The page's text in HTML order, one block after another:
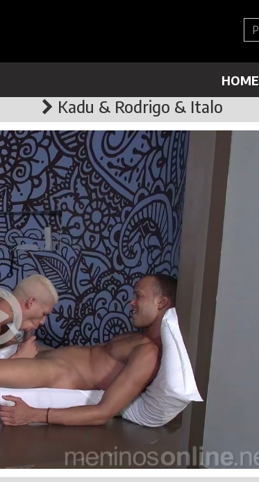
HOME
Kadu & Rodrigo & Italo